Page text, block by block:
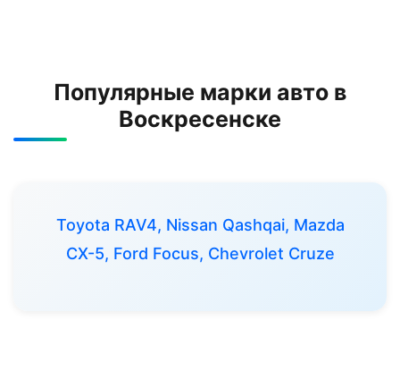
Популярные марки авто в
Воскресенске
Toyota RAV4, Nissan Qashqai, Mazda
CX-5, Ford Focus, Chevrolet Cruze